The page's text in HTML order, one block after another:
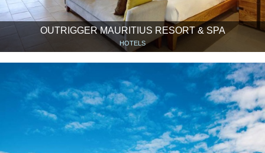
OUTRIGGER MAURITIUS RESORT & SPA
HOTELS